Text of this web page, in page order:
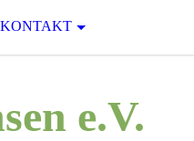
KONTAKT
e.V.